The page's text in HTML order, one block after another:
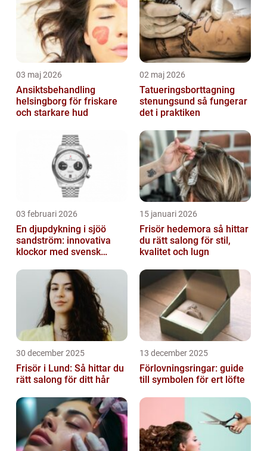
03 maj 2026
Ansiktsbehandling
helsingborg för friskare
och starkare hud
02 maj 2026
Tatueringsborttagning
stenungsund så fungerar
det i praktiken
03 februari 2026
En djupdykning i sjöö
sandström: innovativa
klockor med svensk
15 januari 2026
Frisör hedemora så hittar
du rätt salong för stil,
kvalitet och lugn
30 december 2025
Frisör i Lund: Så hittar du
rätt salong för ditt hår
13 december 2025
Förlovningsringar: guide
till symbolen för ert löfte